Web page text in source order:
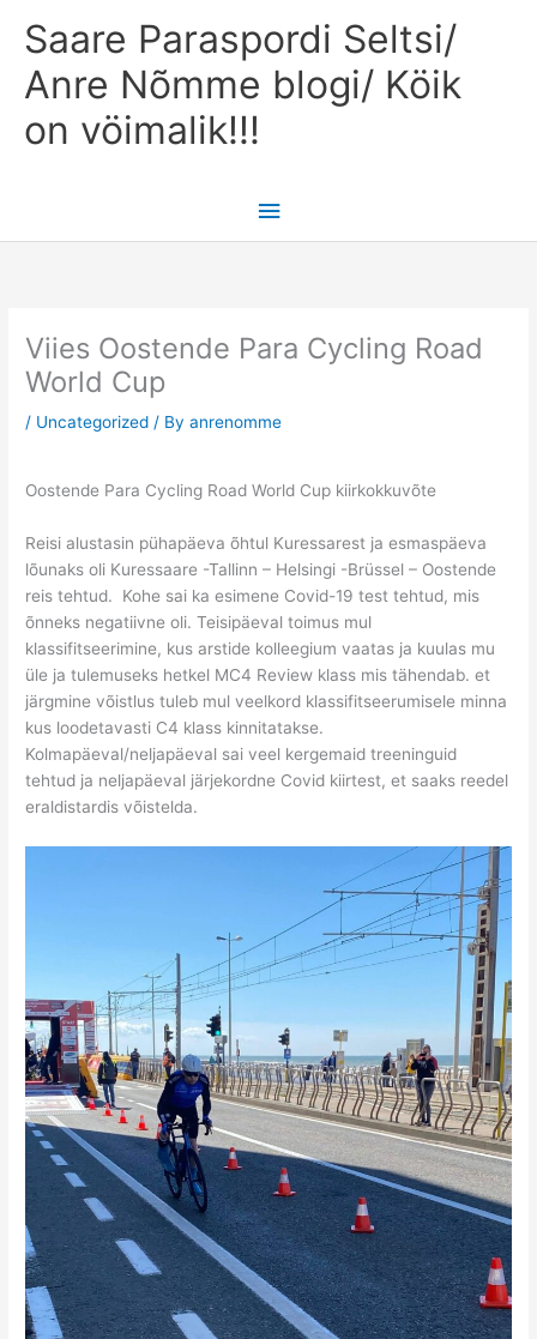
Saare Paraspordi Seltsi/
Anre Nõmme blogi/ Köik
on vöimalik!!!
Main
Menu
Viies Oostende Para Cycling Road
World Cup
/ Uncategorized / Byanrenomme
Oostende Para Cycling Road World Cup kiirkokkuvõte
Reisi alustasin pühapäeva õhtul Kuressarest ja esmaspäeva
lõunaks oli Kuressaare -Tallinn – Helsingi -Brüssel – Oostende
reis tehtud. Kohe sai ka esimene Covid-19 test tehtud, mis
õnneks negatiivne oli. Teisipäeval toimus mul
klassifitseerimine, kus arstide kolleegium vaatas ja kuulas mu
üle ja tulemuseks hetkel MC4 Review klass mis tähendab. et
järgmine võistlus tuleb mul veelkord klassifitseerumisele minna
kus loodetavasti C4 klass kinnitatakse.
Kolmapäeval/neljapäeval sai veel kergemaid treeninguid
tehtud ja neljapäeval järjekordne Covid kiirtest, et saaks reedel
eraldistardis võistelda.